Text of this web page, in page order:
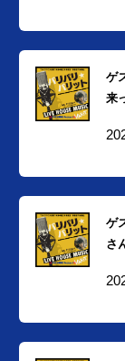
ゲ
来
ゲ
さ